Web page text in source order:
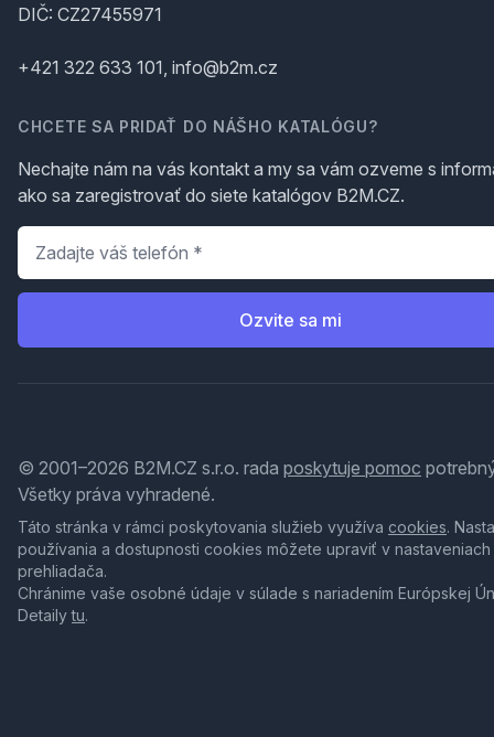
DIČ: CZ27455971
+421 322 633 101, info@b2m.cz
CHCETE SA PRIDAŤ DO NÁŠHO KATALÓGU?
Nechajte nám na vás kontakt a my sa vám ozveme s
ako sa zaregistrovať do siete katalógov B2M.CZ.
Telefón
Ozvite sa mi
© 2001–2026 B2M.CZ s.r.o. rada poskytuje pomoc
Všetky práva vyhradené.
Táto stránka v rámci poskytovania služieb využíva cookies.
používania a dostupnosti cookies môžete upraviť v nastaveniach
prehliadača.
Chránime vaše osobné údaje v súlade s nariadením Európskej
Detailytu.